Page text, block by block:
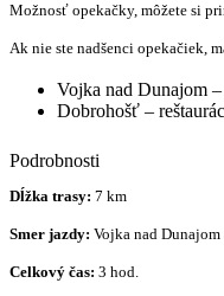
Možnosť opekačky, môžete si
Ak nie ste nadšenci opekačiek,
Vojka nad Dunajom –
Dobrohošť –
Podrobnosti
Dĺžka trasy: 7 km
Smer jazdy: Vojka nad Dunajom
Celkový čas: 3 hod.